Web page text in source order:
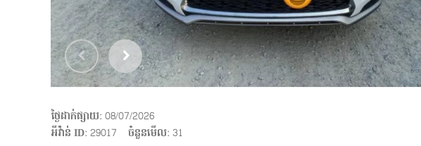
ថ្ងៃដាក់ផ្សាយ: 08/07/2026
អីវ៉ាន់ ID: 29017 ចំនួនមើល: 31